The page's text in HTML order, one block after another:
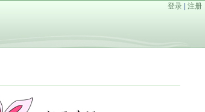
登录 注册